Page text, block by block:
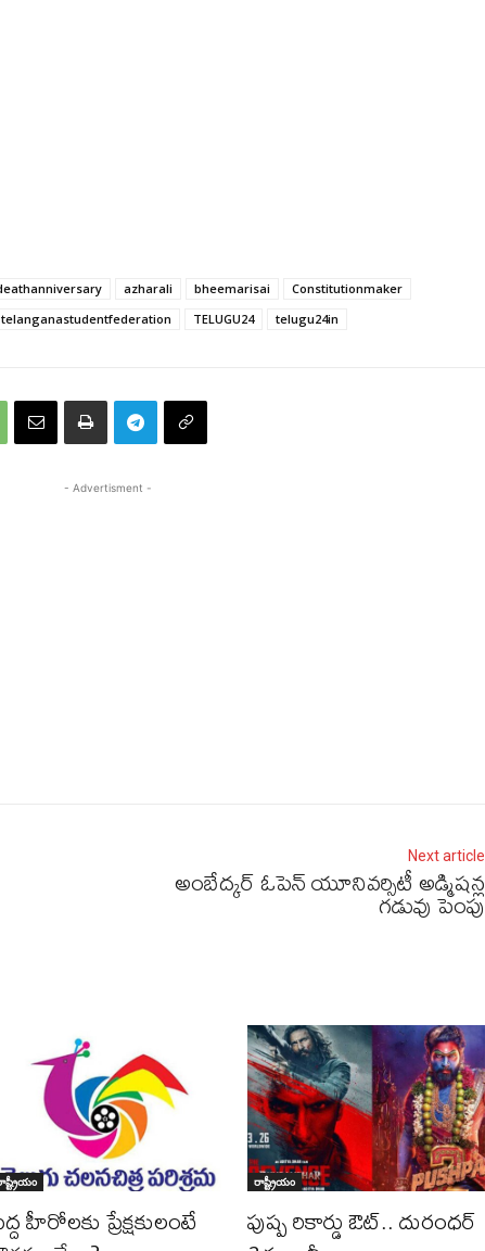
azharali bheemarisai
Constitutionmaker
telanganastudentfederation TELUGU24 telugu24in
- Advertisment -
Next article
అంబేద్కర్ ఓపెన్ యూనివర్సిటీ అడ్మిషన్ల
గడువు పెంపు
హీరోల‌కు ప్రేక్ష‌కులంటే
రాష్ట్రీయం
పుష్ప రికార్డు ఔట్‌.. దురంధ‌ర్